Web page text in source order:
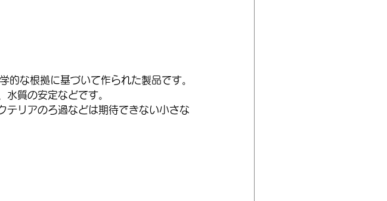
な根拠に基づいて作られた製品です。
質の安定などです。
テリアのろ過などは期待できない小さな